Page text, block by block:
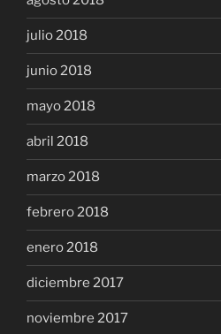
julio 2018
junio 2018
mayo 2018
abril 2018
marzo 2018
febrero 2018
enero 2018
diciembre 2017
noviembre 2017